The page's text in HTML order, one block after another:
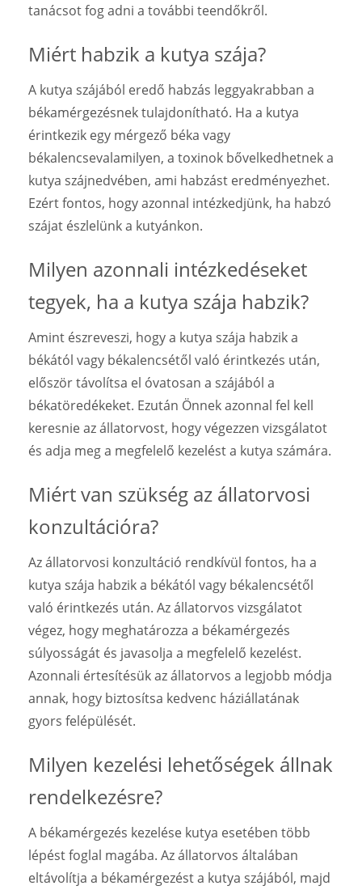
tanácsot fog adni a további teendőkről.
Miért habzik a kutya szája?
A kutya szájából eredő habzás leggyakrabban a
békamérgezésnek tulajdonítható. Ha a kutya
érintkezik egy mérgező béka vagy
békalencsevalamilyen, a toxinok bővelkedhetnek a
kutya szájnedvében, ami habzást eredményezhet.
Ezért fontos, hogy azonnal intézkedjünk, ha habzó
szájat észlelünk a kutyánkon.
Milyen azonnali intézkedéseket
tegyek, ha a kutya szája habzik?
Amint észreveszi, hogy a kutya szája habzik a
békától vagy békalencsétől való érintkezés után,
először távolítsa el óvatosan a szájából a
békatöredékeket. Ezután Önnek azonnal fel kell
keresnie az állatorvost, hogy végezzen vizsgálatot
és adja meg a megfelelő kezelést a kutya számára.
Miért van szükség az állatorvosi
konzultációra?
Az állatorvosi konzultáció rendkívül fontos, ha a
kutya szája habzik a békától vagy békalencsétől
való érintkezés után. Az állatorvos vizsgálatot
végez, hogy meghatározza a békamérgezés
súlyosságát és javasolja a megfelelő kezelést.
Azonnali értesítésük az állatorvos a legjobb módja
annak, hogy biztosítsa kedvenc háziállatának
gyors felépülését.
Milyen kezelési lehetőségek állnak
rendelkezésre?
A békamérgezés kezelése kutya esetében több
lépést foglal magába. Az állatorvos általában
eltávolítja a békamérgezést a kutya szájából, majd